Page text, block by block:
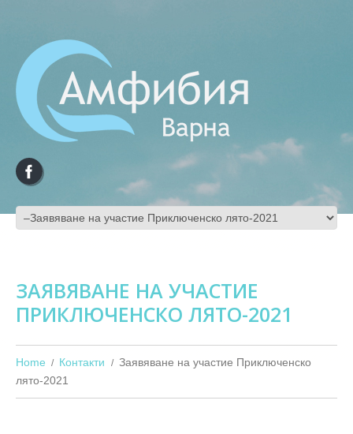
ЗАЯВЯВАНЕ НА УЧАСТИЕ
ПРИКЛЮЧЕНСКО ЛЯТО-2021
Home Контакти
Заявяване на участие Приключенско
лято-2021